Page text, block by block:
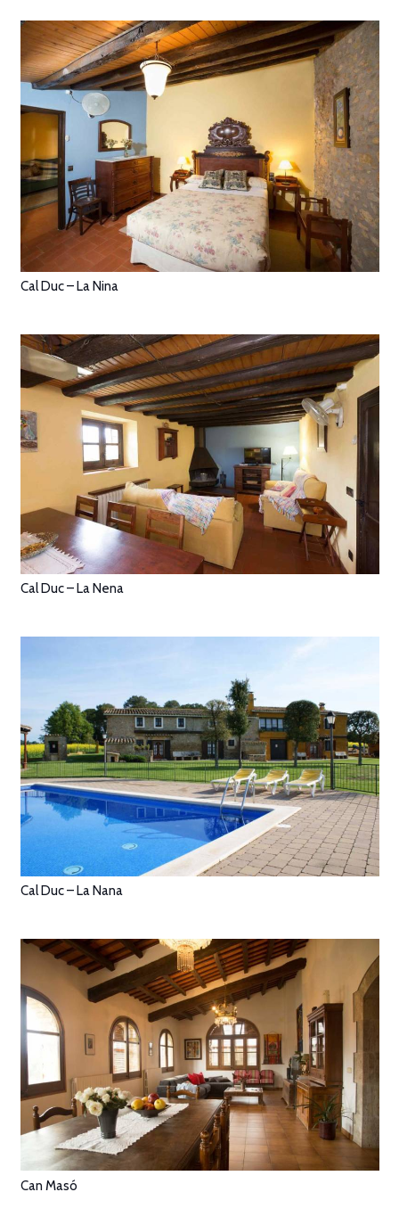
Cal Duc – La Nina
Cal Duc – La Nena
Cal Duc – La Nana
Can Masó